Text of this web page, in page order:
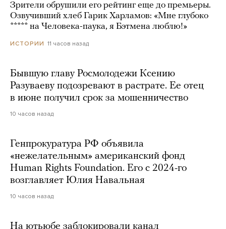
Зрители обрушили его рейтинг еще до премьеры.
Озвучивший хлеб Гарик Харламов: «Мне глубоко
***** на Человека-паука, я Бэтмена люблю!»
ИСТОРИИ 11 часов назад
Бывшую главу Росмолодежи Ксению
Разуваеву подозревают в растрате. Ее отец
в июне получил срок за мошенничество
10 часов назад
Генпрокуратура РФ объявила
«нежелательным» американский фонд
Human Rights Foundation. Его с 2024-го
возглавляет Юлия Навальная
10 часов назад
На ютьюбе заблокировали канал